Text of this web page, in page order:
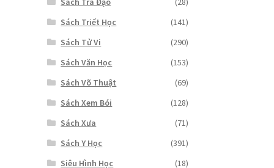
Sách Triết Học
(141)
Sách Tử Vi
(290)
Sách Văn Học
(153)
Sách Võ Thuật
(69)
Sách Xem Bói
(128)
Sách Xưa
(71)
Sách Y Học
(391)
Siêu Hình Học
(18)